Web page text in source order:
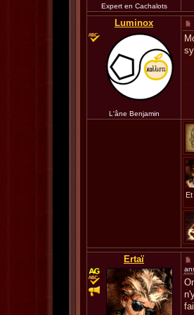
Expert en Cachalots
Luminox
L'âne Benjamin
Ertaï